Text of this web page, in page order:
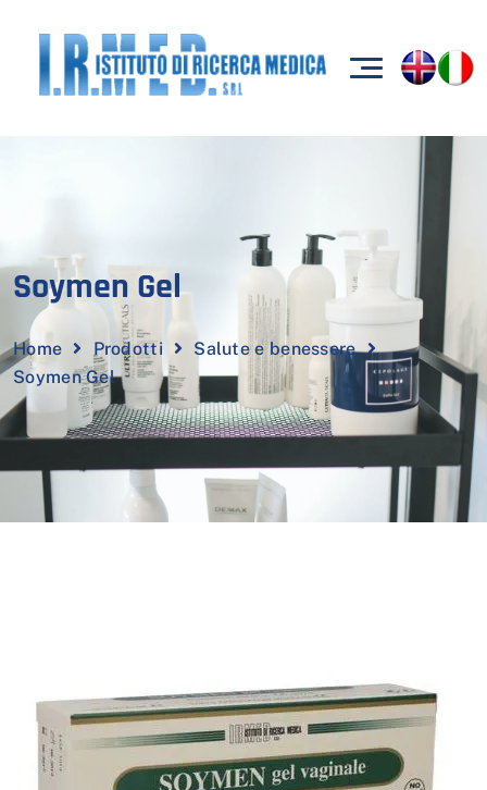
Soymen Gel
Home Prodotti
Salute e benessere
Soymen Gel